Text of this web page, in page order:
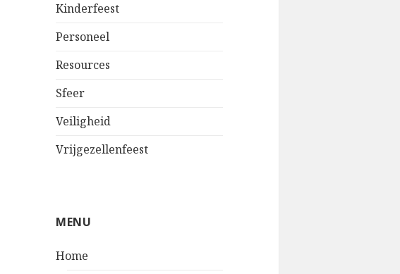
Kinderfeest
Personeel
Resources
Sfeer
Veiligheid
Vrijgezellenfeest
MENU
Home